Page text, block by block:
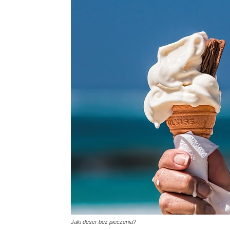
Jaki deser bez pieczenia?